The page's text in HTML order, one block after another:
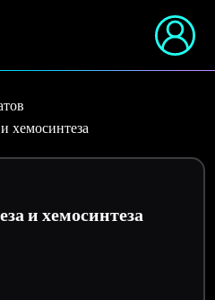
хемосинтеза
и хемосинтеза